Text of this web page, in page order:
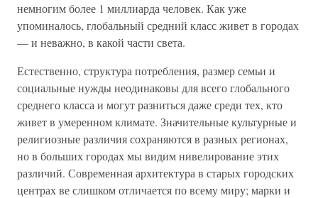
немногим более 1 миллиарда человек. Как уже
упоминалось, глобальный средний класс живет в городах
— и неважно, в какой части света.
Естественно, структура потребления, размер семьи и
социальные нужды неодинаковы для всего глобального
среднего класса и могут разниться даже среди тех, кто
живет в умеренном климате. Значительные культурные и
религиозные различия сохраняются в разных регионах,
но в больших городах мы видим нивелирование этих
различий. Современная архитектура в старых городских
центрах ве слишком отличается по всему миру; марки и